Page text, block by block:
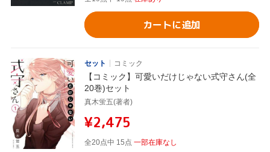
カートに追加
セット コミック
【コミック】可愛いだけじゃない式守さん(全
20巻)セット
真木蛍五(著者)
¥2,475
全20点中 15点 一部在庫なし